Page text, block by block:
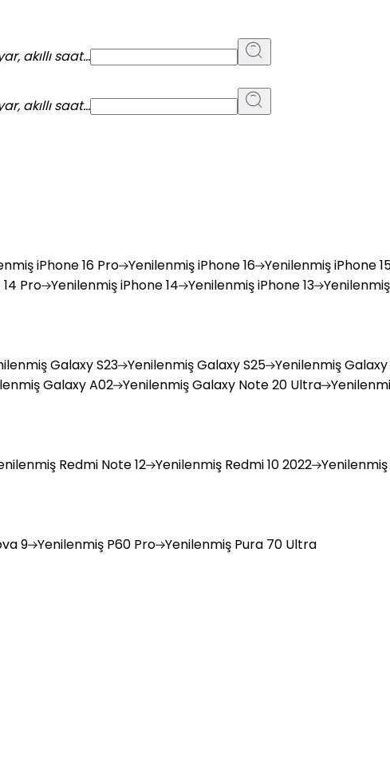
akıllı saat...
akıllı saat...
iPhone 16 Pro YenilenmişiPhone 16 YenilenmişiPhone
Pro YenilenmişiPhone 14 YenilenmişiPhone 13 Yenilenmiş
Galaxy S23 YenilenmişGalaxy S25 Yenilenmiş
Galaxy A02 YenilenmişGalaxy Note 20 Ultra
Redmi Note 12 Yenilenmiş Redmi 10 2022 Yenilenmiş
9 Yenilenmiş P60 Pro Yenilenmiş Pura 70 Ultra